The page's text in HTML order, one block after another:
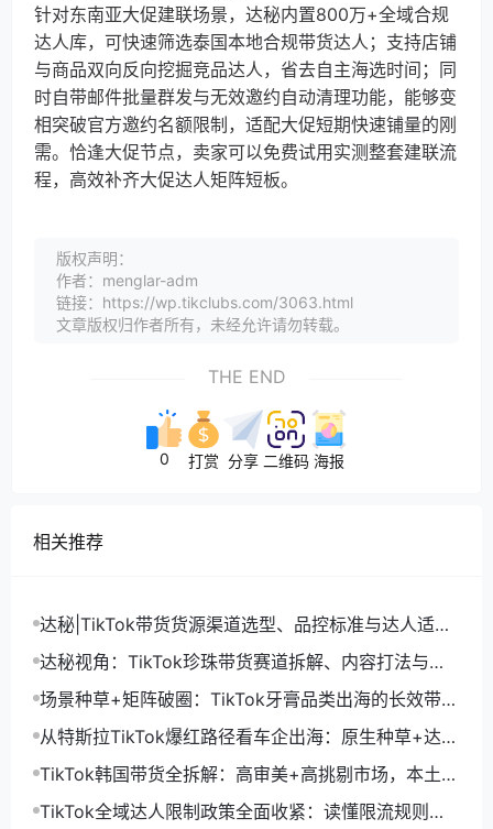
针对东南亚大促建联场景，达秘内置800万+全域合规
达人库，可快速筛选泰国本地合规带货达人；支持店铺
与商品双向反向挖掘竞品达人，省去自主海选时间；同
时自带邮件批量群发与无效邀约自动清理功能，能够变
相突破官方邀约名额限制，适配大促短期快速铺量的刚
需。恰逢大促节点，卖家可以免费试用实测整套建联流
程，高效补齐大促达人矩阵短板。
版权声明：
作者：menglar-adm
链接：https://wp.tikclubs.com/3063.html
文章版权归作者所有，未经允许请勿转载。
THE END
0 打赏 分享 二维码 海报
相关推荐
达秘|TikTok带货货源渠道选型、品控标准与达人适配
落地策略
达秘视角：TikTok珍珠带货赛道拆解、内容打法与达
人精细化落地策略
场景种草+矩阵破圈：TikTok牙膏品类出海的长效带货
增长逻辑
从特斯拉TikTok爆红路径看车企出海：原生种草+达人
精细化运营增长新范式
TikTok韩国带货全拆解：高审美+高挑剔市场，本土化
达人种草如何精准破局
TikTok全域达人限制政策全面收紧：读懂限流规则，